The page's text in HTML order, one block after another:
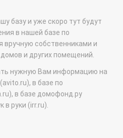
базу и уже скоро тут будут
в нашей базе по
собственниками и
и других помещений.
нужную Вам информацию на
в базе по
в базе домофонд.ру
в руки (irr.ru).